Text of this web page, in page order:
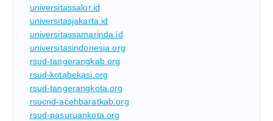
universitassalor.id
universitasjakarta.id
universitassamarinda.id
universitasindonesia.org
rsud-tangerangkab.org
rsud-kotabekasi.org
rsud-tangerangkota.org
rsucnd-acehbaratkab.org
rsud-pasuruankota.org